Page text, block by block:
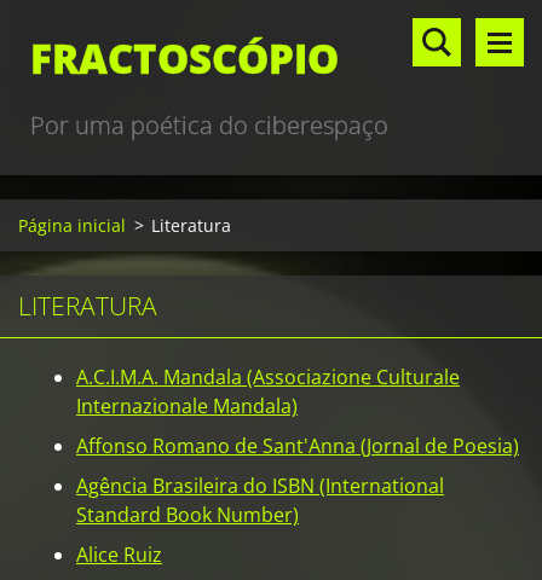
FRACTOSCÓPIO
Por uma poética do ciberespaço
Página inicial > Literatura
LITERATURA
A.C.I.M.A. Mandala (Associazione Culturale
Internazionale Mandala)
Affonso Romano de Sant'Anna (Jornal de Poesia)
Agência Brasileira do ISBN (International
Standard Book Number)
Alice Ruiz